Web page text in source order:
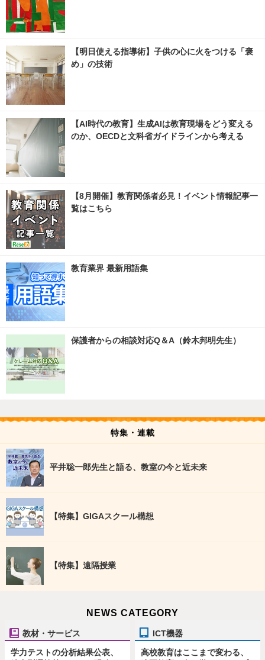
【明日使える指導術】子供の心に火をつける「褒
め」の技術
【AI時代の教育】生成AIは教育現場をどう変える
のか、OECDと文科省ガイドラインから考える
【8月開催】教育関係者必見！イベント情報記事一
覧はこちら
教育業界 最新用語集
保護者からの相談対応Q＆A（鈴木邦明先生）
特集・連載
平井聡一郎先生と語る、教室の今と近未来
【特集】GIGAスクール構想
【特集】遠隔授業
NEWS CATEGORY
教材・サービス
学力テストの分析結果公表、
ICT機器
高校教育はここまで変わる、